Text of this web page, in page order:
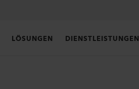
LÖSUNGEN DIENSTLEISTUNGEN